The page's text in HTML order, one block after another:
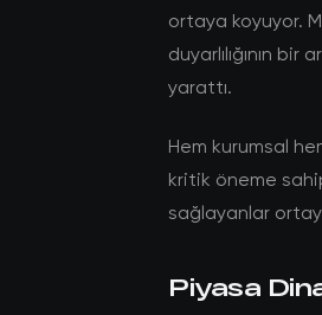
ortaya koyuyor.
duyarlılığının
yarattı.
Hem kurumsal
kritik öneme
sağlayanlar
Piyasa